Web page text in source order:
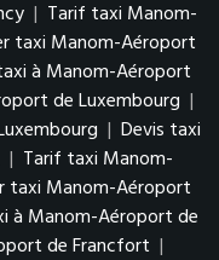
| Tarif taxi Manom-
taxi Manom-Aéroport
à Manom-Aéroport
de Luxembourg |
| Devis taxi
| Tarif taxi Manom-
taxi Manom-Aéroport
à Manom-Aéroport de
de Francfort |